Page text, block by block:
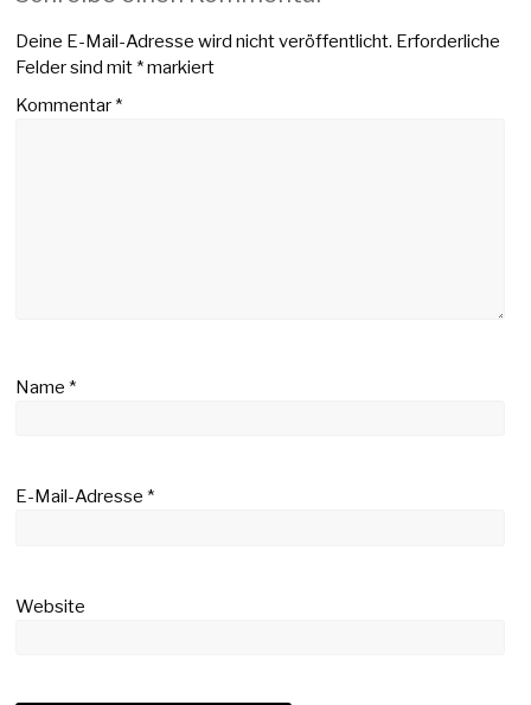
Deine E-Mail-Adresse wird nicht veröffentlicht. Erforderliche
Felder sind mit*markiert
Kommentar*
Name*
E-Mail-Adresse*
Website